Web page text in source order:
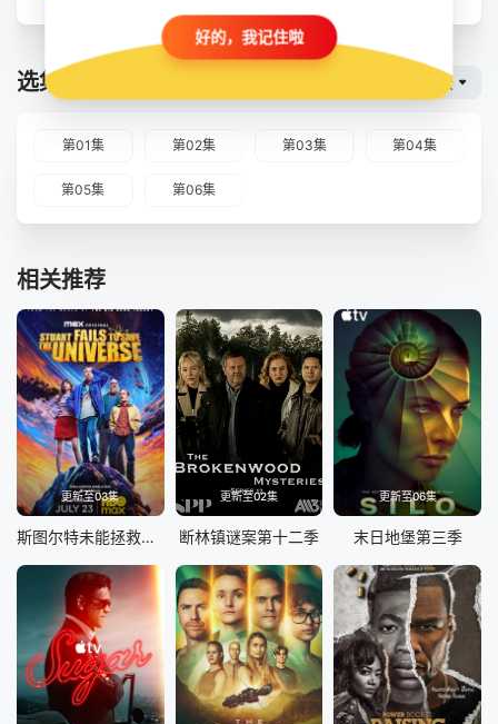
选集播放 暴风云
第01集 第02集 第03集 第04集
第05集 第06集
相关推荐
更新至03集
斯图尔特未能拯救宇宙
更新至02集
断林镇谜案第十二季
更新至06集
末日地堡第三季
好的，我记住啦